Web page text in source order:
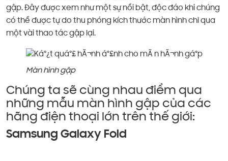
gập. Đây được xem như một sự nổi bật, độc đáo khi chúng
có thể được tự do thu phóng kích thước màn hình chỉ qua
một vài thao tác gập lại.
Màn hình gập
Chúng ta sẽ cùng nhau điểm qua
những mẫu màn hình gập của các
hãng điện thoại lớn trên thế giới:
Samsung Galaxy Fold